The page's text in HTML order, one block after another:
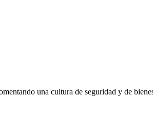
una cultura de seguridad y de